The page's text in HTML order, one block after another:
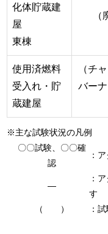
化体貯蔵建
屋
東棟
使用済燃料
受入れ・貯
蔵建屋
（チ
バー
※主な試験状況の凡例
〇〇試験、〇〇確
認
：
―
：
す
（ ）
：